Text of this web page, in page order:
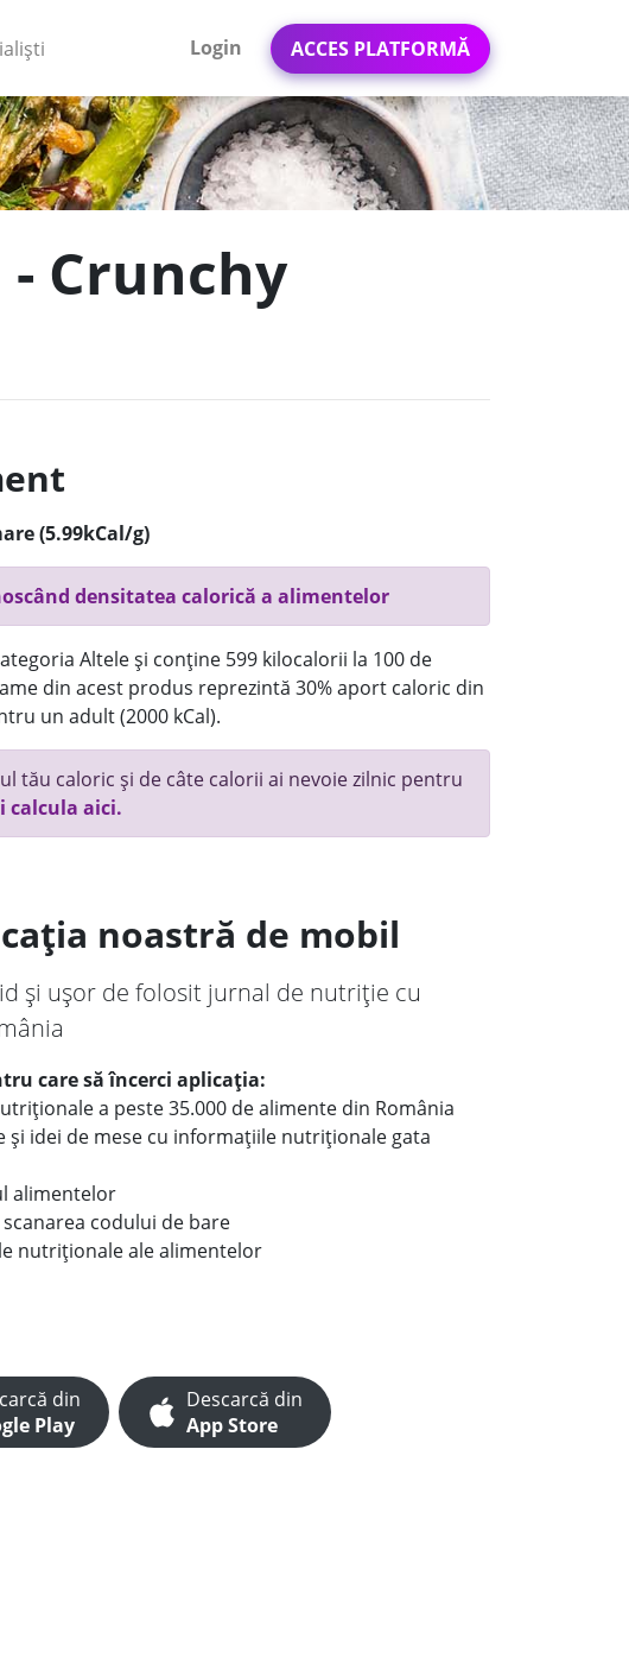
Login ACCES PLATFORMĂ
Crunchy
(5.99kCal/g)
densitatea calorică a alimentelor
Altele și conține 599 kilocalorii la 100 de
din acest produs reprezintă 30% aport caloric din
un adult (2000 kCal).
tău caloric și de câte calorii ai nevoie zilnic pentru
calcula aici.
noastră de mobil
și ușor de folosit jurnal de nutriție cu
care să încerci aplicația:
a peste 35.000 de alimente din România
și idei de mese cu informațiile nutriționale gata
alimentelor
codului de bare
nutriționale ale alimentelor
din
Play
Descarcă din
App Store